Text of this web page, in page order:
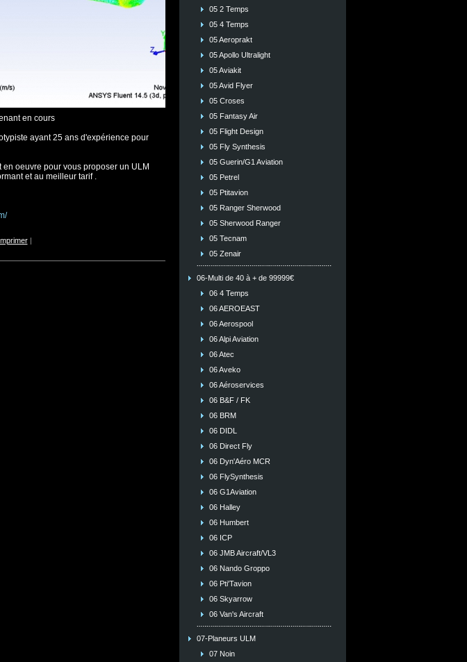
05 2 Temps
05 4 Temps
05 Aeroprakt
05 Apollo Ultralight
05 Aviakit
05 Avid Flyer
05 Croses
05 Fantasy Air
05 Flight Design
05 Fly Synthesis
05 Guerin/G1 Aviation
05 Petrel
05 Ptitavion
05 Ranger Sherwood
05 Sherwood Ranger
05 Tecnam
05 Zenair
06-Multi de 40 à + de 99999€
06 4 Temps
06 AEROEAST
06 Aerospool
06 Alpi Aviation
06 Atec
06 Aveko
06 Aéroservices
06 B&F / FK
06 BRM
06 DIDL
06 Direct Fly
06 Dyn'Aéro MCR
06 FlySynthesis
06 G1Aviation
06 Halley
06 Humbert
06 ICP
06 JMB Aircraft/VL3
06 Nando Groppo
06 Pti'Tavion
06 Skyarrow
06 Van's Aircraft
07-Planeurs ULM
07 Noin
en cours
ayant 25 ans d'expérience pour
en oeuvre pour vous proposer un ULM
et au meilleur tarif .
|